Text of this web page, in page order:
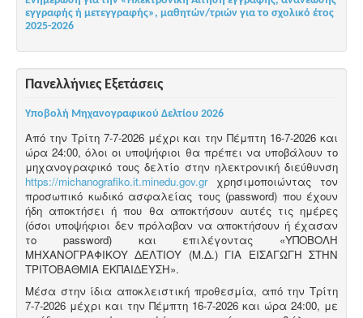
εγγραφής ή μετεγγραφής», μαθητών/τριών για το σχολικό έτος
2025-2026
Πανελλήνιες Εξετάσεις
Υποβολή Μηχανογραφικού Δελτίου 2026
Από την Τρίτη 7-7-2026 μέχρι και την Πέμπτη 16-7-2026 και
ώρα 24:00, όλοι οι υποψήφιοι θα πρέπει να υποβάλουν το
μηχανογραφικό τους δελτίο στην ηλεκτρονική διεύθυνση
https://michanografiko.it.minedu.gov.grχρησιμοποιώντας τον
προσωπικό κωδικό ασφαλείας τους (password) που έχουν
ήδη αποκτήσει ή που θα αποκτήσουν αυτές τις ημέρες
(όσοι υποψήφιοι δεν πρόλαβαν να αποκτήσουν ή έχασαν
το password) και επιλέγοντας «ΥΠΟΒΟΛΗ
ΜΗΧΑΝΟΓΡΑΦΙΚΟΥ ΔΕΛΤΙΟΥ (Μ.Δ.) ΓΙΑ ΕΙΣΑΓΩΓΗ ΣΤΗΝ
ΤΡΙΤΟΒΑΘΜΙΑ ΕΚΠΑΙΔΕΥΣΗ».
Μέσα στην ίδια αποκλειστική προθεσμία, από την Τρίτη
7-7-2026 μέχρι και την Πέμπτη 16-7-2026 και ώρα 24:00, με